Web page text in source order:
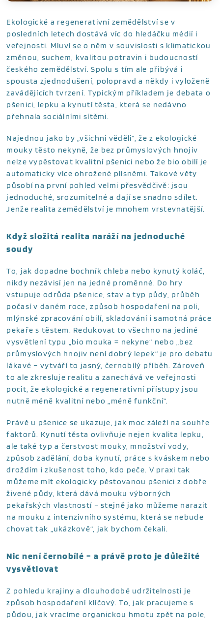
Ekologické a regenerativní zemědělství se v
posledních letech dostává víc do hledáčku médií i
veřejnosti. Mluví se o něm v souvislosti s klimatickou
změnou, suchem, kvalitou potravin i budoucností
českého zemědělství. Spolu s tím ale přibývá i
spousta zjednodušení, polopravd a někdy i vyloženě
zavádějících tvrzení. Typickým příkladem je debata o
pšenici, lepku a kynutí těsta, která se nedávno
přehnala sociálními sítěmi.
Najednou jako by „všichni věděli“, že z ekologické
mouky těsto nekyně, že bez průmyslových hnojiv
nelze vypěstovat kvalitní pšenici nebo že bio obilí je
automaticky více ohrožené plísněmi. Takové věty
působí na první pohled velmi přesvědčivě: jsou
jednoduché, srozumitelné a dají se snadno sdílet.
Jenže realita zemědělství je mnohem vrstevnatější.
Když složitá realita naráží na jednoduché
soudy
To, jak dopadne bochník chleba nebo kynutý koláč,
nikdy nezávisí jen na jedné proměnné. Do hry
vstupuje odrůda pšenice, stav a typ půdy, průběh
počasí v daném roce, způsob hospodaření na poli,
mlýnské zpracování obilí, skladování i samotná práce
pekaře s těstem. Redukovat to všechno na jediné
vysvětlení typu „bio mouka = nekyne“ nebo „bez
průmyslových hnojiv není dobrý lepek“ je pro debatu
lákavé – vytváří to jasný, černobílý příběh. Zároveň
to ale zkresluje realitu a zanechává ve veřejnosti
pocit, že ekologické a regenerativní přístupy jsou
nutně méně kvalitní nebo „méně funkční“.
Právě u pšenice se ukazuje, jak moc záleží na souhře
faktorů. Kynutí těsta ovlivňuje nejen kvalita lepku,
ale také typ a čerstvost mouky, množství vody,
způsob zadělání, doba kynutí, práce s kváskem nebo
droždím i zkušenost toho, kdo peče. V praxi tak
můžeme mít ekologicky pěstovanou pšenici z dobře
živené půdy, která dává mouku výborných
pekařských vlastností – stejně jako můžeme narazit
na mouku z intenzivního systému, která se nebude
chovat tak „ukázkově“, jak bychom čekali.
Nic není černobílé – a právě proto je důležité
vysvětlovat
Z pohledu krajiny a dlouhodobé udržitelnosti je
způsob hospodaření klíčový. To, jak pracujeme s
půdou, jak vracíme organickou hmotu zpět na pole,